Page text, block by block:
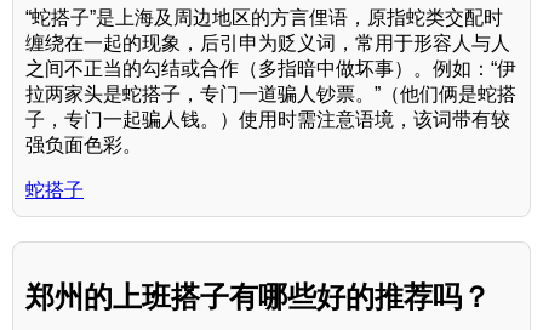
“蛇搭子”是上海及周边地区的方言俚语，原指蛇类交配时
缠绕在一起的现象，后引申为贬义词，常用于形容人与人
之间不正当的勾结或合作（多指暗中做坏事）。例如：“伊
拉两家头是蛇搭子，专门一道骗人钞票。”（他们俩是蛇搭
子，专门一起骗人钱。）使用时需注意语境，该词带有较
强负面色彩。
蛇搭子
郑州的上班搭子有哪些好的推荐吗？